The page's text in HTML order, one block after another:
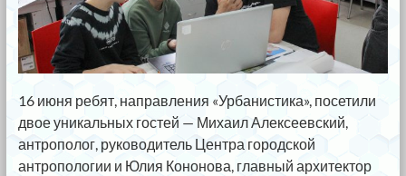
16 июня ребят, направления «Урбанистика», посетили
двое уникальных гостей — Михаил Алексеевский,
антрополог, руководитель Центра городской
антропологии и Юлия Кононова, главный архитектор